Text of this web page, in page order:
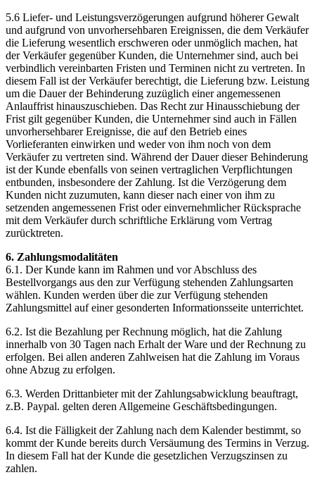
5.6 Liefer- und Leistungsverzögerungen aufgrund höherer Gewalt
und aufgrund von unvorhersehbaren Ereignissen, die dem Verkäufer
die Lieferung wesentlich erschweren oder unmöglich machen, hat
der Verkäufer gegenüber Kunden, die Unternehmer sind, auch bei
verbindlich vereinbarten Fristen und Terminen nicht zu vertreten. In
diesem Fall ist der Verkäufer berechtigt, die Lieferung bzw. Leistung
um die Dauer der Behinderung zuzüglich einer angemessenen
Anlauffrist hinauszuschieben. Das Recht zur Hinausschiebung der
Frist gilt gegenüber Kunden, die Unternehmer sind auch in Fällen
unvorhersehbarer Ereignisse, die auf den Betrieb eines
Vorlieferanten einwirken und weder von ihm noch von dem
Verkäufer zu vertreten sind. Während der Dauer dieser Behinderung
ist der Kunde ebenfalls von seinen vertraglichen Verpflichtungen
entbunden, insbesondere der Zahlung. Ist die Verzögerung dem
Kunden nicht zuzumuten, kann dieser nach einer von ihm zu
setzenden angemessenen Frist oder einvernehmlicher Rücksprache
mit dem Verkäufer durch schriftliche Erklärung vom Vertrag
zurücktreten.
6. Zahlungsmodalitäten
6.1. Der Kunde kann im Rahmen und vor Abschluss des
Bestellvorgangs aus den zur Verfügung stehenden Zahlungsarten
wählen. Kunden werden über die zur Verfügung stehenden
Zahlungsmittel auf einer gesonderten Informationsseite unterrichtet.
6.2. Ist die Bezahlung per Rechnung möglich, hat die Zahlung
innerhalb von 30 Tagen nach Erhalt der Ware und der Rechnung zu
erfolgen. Bei allen anderen Zahlweisen hat die Zahlung im Voraus
ohne Abzug zu erfolgen.
6.3. Werden Drittanbieter mit der Zahlungsabwicklung beauftragt,
z.B. Paypal. gelten deren Allgemeine Geschäftsbedingungen.
6.4. Ist die Fälligkeit der Zahlung nach dem Kalender bestimmt, so
kommt der Kunde bereits durch Versäumung des Termins in Verzug.
In diesem Fall hat der Kunde die gesetzlichen Verzugszinsen zu
zahlen.